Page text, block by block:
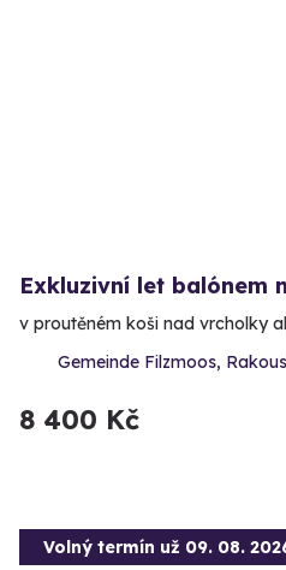
Exkluzivní let balónem
v proutěném koši nad vrcholky
Gemeinde Filzmoos,
8 400 Kč
Volný termín už 09. 08.